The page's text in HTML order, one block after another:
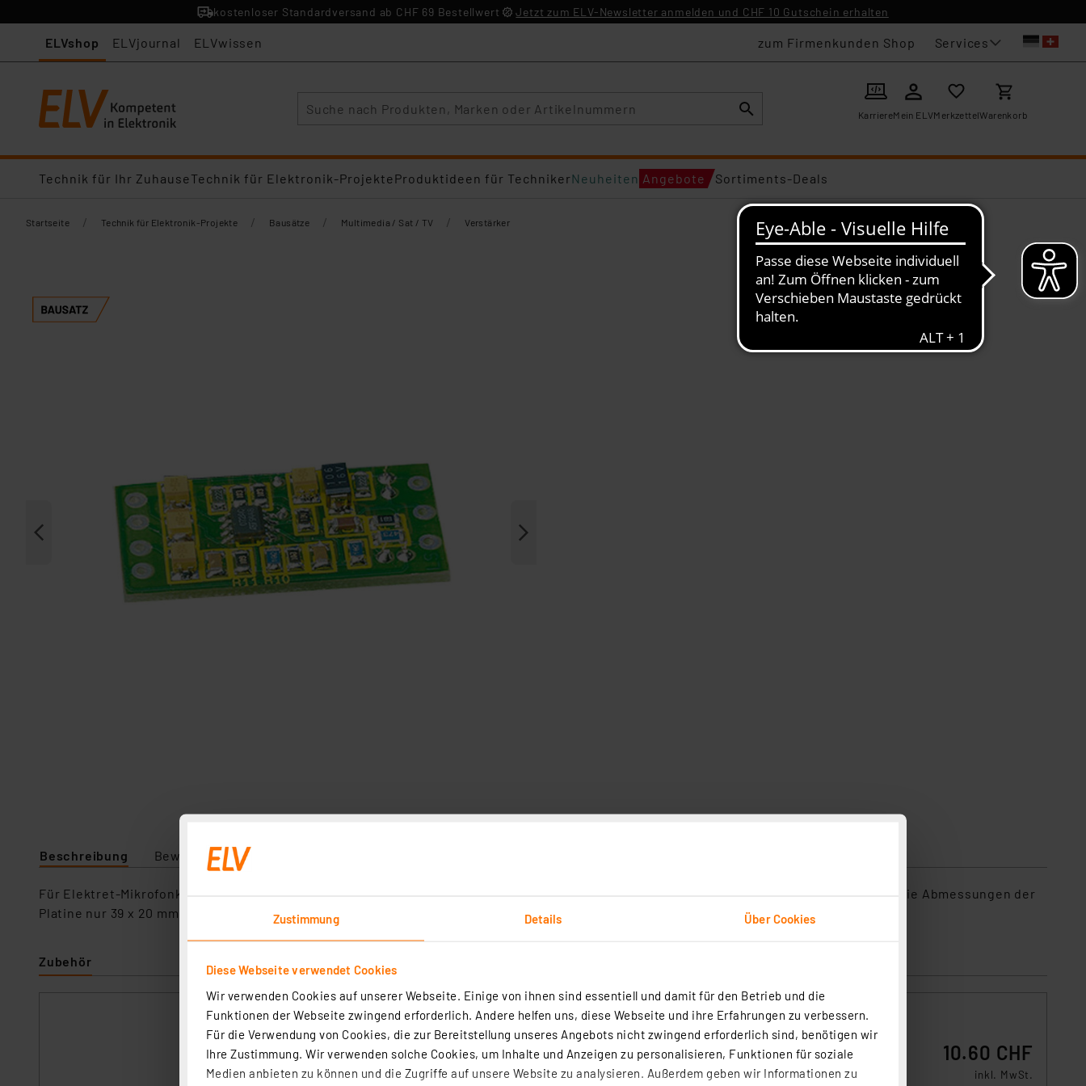
Zustimmung Details Über Cookies
Diese Webseite verwendet Cookies
Wir verwenden Cookies auf unserer Webseite. Einige von ihnen sind essentiell und damit für den Betrieb und die
Funktionen der Webseite zwingend erforderlich. Andere helfen uns, diese Webseite und ihre Erfahrungen zu verbessern.
Für die Verwendung von Cookies, die zur Bereitstellung unseres Angebots nicht zwingend erforderlich sind, benötigen wir
Ihre Zustimmung. Wir verwenden solche Cookies, um Inhalte und Anzeigen zu personalisieren, Funktionen für soziale
Medien anbieten zu können und die Zugriffe auf unsere Website zu analysieren. Außerdem geben wir Informationen zu
kostenloser Standardversand ab CHF 69 Bestellwert Jetzt zum ELV-Newsletter anmelden und CHF 10 Gutschein erhalten
ELVshop ELVjournal ELVwissen zum Firmenkunden Shop Services
KarriereMein ELVMerkzettelWarenkorb
Technik für Ihr ZuhauseTechnik für Elektronik-ProjekteProduktideen für TechnikerNeuheiten Angebote Sortiments-Deals
Startseite / Technik für Elektronik-Projekte / Bausätze / Multimedia / Sat / TV / Verstärker
Beschreibung Bewertung Downloads
Für Elektret-Mikrofonkapseln mit integriertem Verstärker wird eine Betriebsspannung bereitgestellt. Durch die SMD-Bauweise betragen die Abmessungen der
Platine nur 39 x 20 mm.
Zubehör
ELV No-Clean Lötzinn bleifrei Sn99Cu1+ML, 1,5 mm, 100 g
Artikel-Nr. 107680
4 (3)
10.60 CHF
inkl. MwSt.